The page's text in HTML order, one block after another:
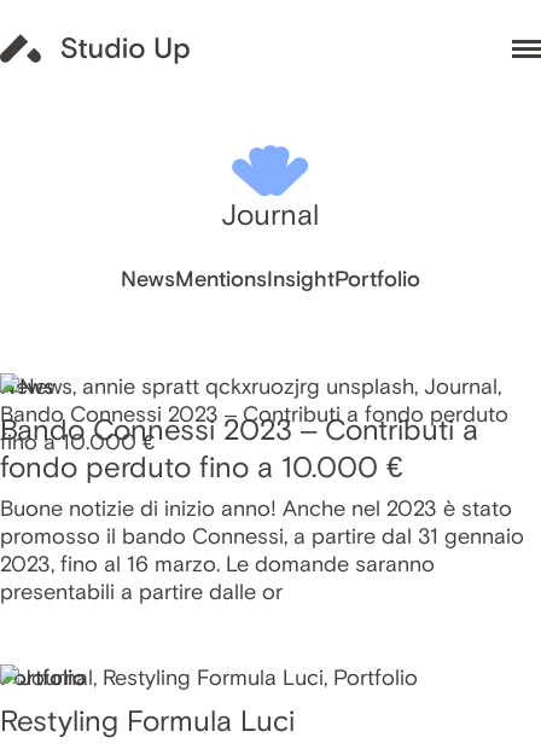
Journal
NewsMentionsInsightPortfolio
News
Bando Connessi 2023 – Contributi a
fondo perduto fino a 10.000 €
Buone notizie di inizio anno! Anche nel 2023 è stato
promosso il bando Connessi, a partire dal 31 gennaio
2023, fino al 16 marzo. Le domande saranno
presentabili a partire dalle or
Portfolio
Restyling Formula Luci